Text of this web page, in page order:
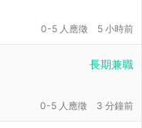
0-5 人應徵 5 小時前
長期兼職
0-5 人應徵 3 分鐘前